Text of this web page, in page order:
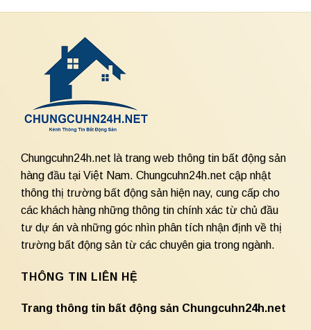
Chungcuhn24h.net là trang web thông tin bất động sản
hàng đầu tại Việt Nam. Chungcuhn24h.net cập nhật
thông thị trường bất động sản hiện nay, cung cấp cho
các khách hàng những thông tin chính xác từ chủ đầu
tư dự án và những góc nhìn phân tích nhận định về thị
trường bất động sản từ các chuyên gia trong ngành.
THÔNG TIN LIÊN HỆ
Trang thông tin bất động sản Chungcuhn24h.net